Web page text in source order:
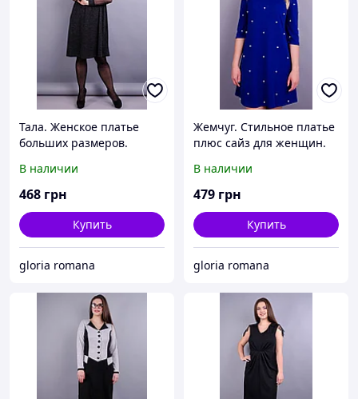
Тала. Женское платье
больших размеров.
В наличии
468 грн
Купить
gloria romana
Жемчуг. Стильное платье
плюс сайз для женщин.
В наличии
479 грн
Купить
gloria romana